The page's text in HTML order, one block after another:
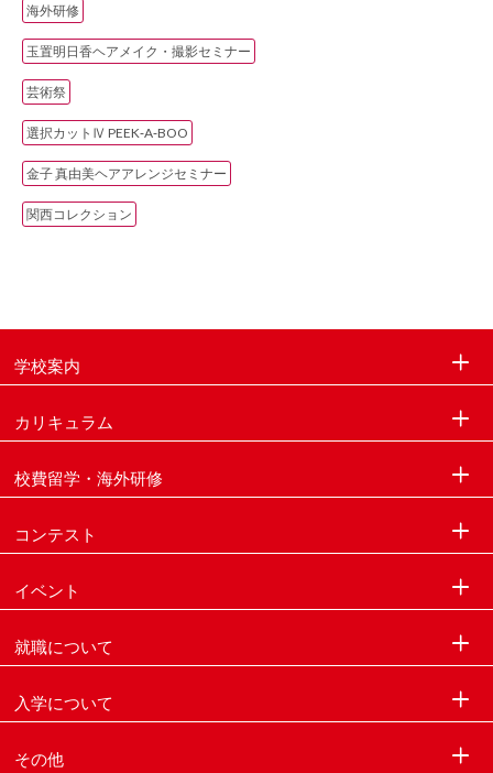
海外研修
玉置明日香ヘアメイク・撮影セミナー
芸術祭
選択カットⅣ PEEK‐A‐BOO
金子 真由美ヘアアレンジセミナー
関西コレクション
学校案内
カリキュラム
校費留学・海外研修
コンテスト
イベント
就職について
入学について
その他